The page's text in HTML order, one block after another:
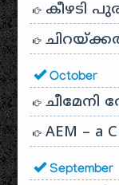
കീഴടി
October
ചീമേനി
AEM – a
September